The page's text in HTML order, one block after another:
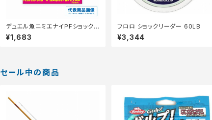
デュエル魚ニミエナイPFショックリ
ーダー50m12LbステルスP
¥1,683
フロロ ショックリーダー 60LB
¥3,344
セール中の商品